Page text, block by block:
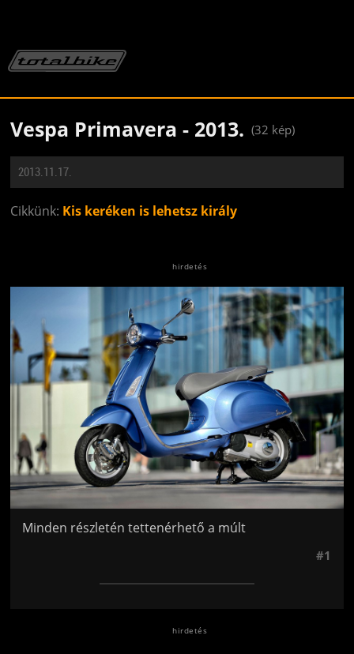
Vespa Primavera - 2013. (32 kép)
2013.11.17.
Cikkünk: Kis keréken is lehetsz király
Jön még kép!
Minden részletén tettenérhető a múlt
#1